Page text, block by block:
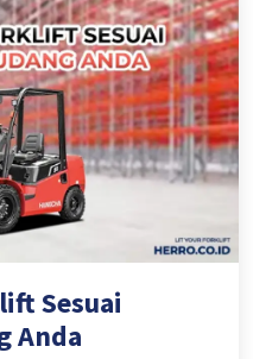
Sesuai
Anda